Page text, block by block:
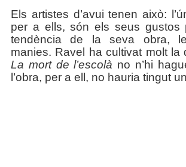
Els artistes d’avui tenen això:
per a ells, són els seus gustos
tendència de la seva obra,
manies. Ravel ha cultivat molt la
La mort de l’escolà no n’hi
l’obra, per a ell, no hauria tingut